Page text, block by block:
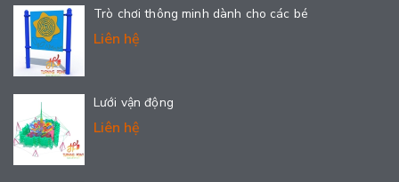
Trò chơi thông minh dành cho các bé
Liên hệ
Lưới vận động
Liên hệ